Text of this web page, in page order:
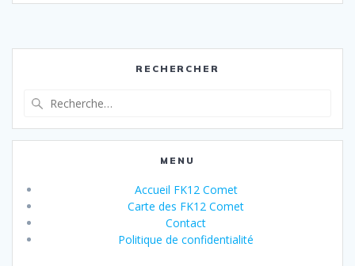
RECHERCHER
:
MENU
Accueil FK12 Comet
Carte des FK12 Comet
Contact
Politique de confidentialité